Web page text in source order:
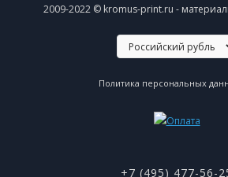
2009-2022 © kromus-print.ru -
Политика персональных
+7 (495) 477-56-